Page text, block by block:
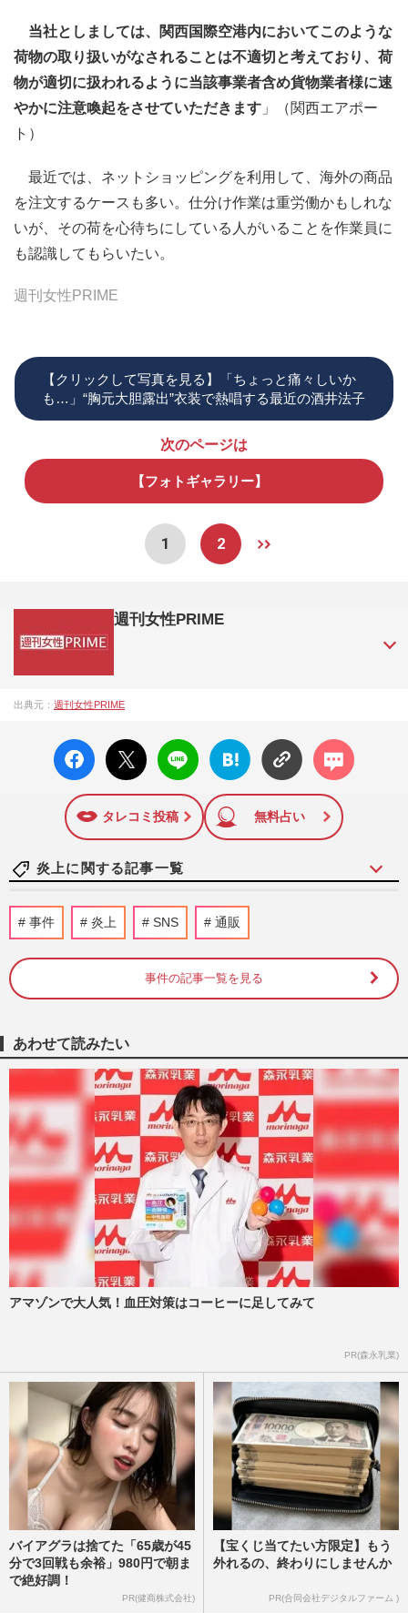
当社としましては、関西国際空港内においてこのような
荷物の取り扱いがなされることは不適切と考えており、荷
物が適切に扱われるように当該事業者含め貨物業者様に速
やかに注意喚起をさせていただきます 」（関西エアポー
ト）
最近では、ネットショッピングを利用して、海外の商品
を注文するケースも多い。仕分け作業は重労働かもしれな
いが、その荷を心待ちにしている人がいることを作業員に
も認識してもらいたい。
週刊女性PRIME
【クリックして写真を見る】「ちょっと痛々しいか
も…」“胸元大胆露出”衣装で熱唱する最近の酒井法子
次のページは
【フォトギャラリー】
1 2
週刊女性PRIME
成27年）1月に開設された主婦と生活社が運営する日本のニュ
陣の執筆記事を配信するほか、女性週刊誌『週刊女性』の誌
面に掲載された記事から、インターネット利用者層にとって
特に関心の高い題材の記事を、WEB向けにリライトして配信
しています！
出典元： 週刊女性PRIME
facebo
ok い
X ポス
ト
LINE
はてな
ブック
に追加
コメン
ト
タレコミ投稿 無料占い
炎上に関する記事一覧
岸谷五朗の長男・岸谷蘭丸がYouTubeで喫
煙者による多額の税金支出を訴えるも、タ
週刊女性PRIME 2時間前
「警察官が死刑にした」大阪府発砲事件へ
の持論に「警官の命をなん…
週刊女性PRIME
福岡県議会の“ドン”蔵内勇夫議長、炎上続
きの中「ネパールは天国だった」震災無視
の不謹慎発言で「地獄に…
週刊女性PRIME
NHK職員への性加害で“出禁”食らった〈5
年前の番組出演者〉特定が進むも、ネット
で「無関係な個人名」も拡…
週刊女性PRIME
茂木敏充外務大臣、メキシコでのコーヒー
本地震・円安の“国内状況…
週刊女性PRIME 2026/8/6
事件 炎上 SNS 通販
事件の記事一覧を見る
あわせて読みたい
アマゾンで大人気！血圧対策はコーヒーに足してみて
PR(森永乳業)
バイアグラは捨てた「65歳が45
分で3回戦も余裕」980円で朝ま
で絶好調！
PR(健商株式会社)
【宝くじ当てたい方限定】もう
外れるの、終わりにしませんか
PR(合同会社デジタルファーム )